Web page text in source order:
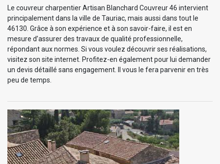
Le couvreur charpentier Artisan Blanchard Couvreur 46 intervient
principalement dans la ville de Tauriac, mais aussi dans tout le
46130. Grâce à son expérience et à son savoir-faire, il est en
mesure d’assurer des travaux de qualité professionnelle,
répondant aux normes. Si vous voulez découvrir ses réalisations,
visitez son site internet. Profitez-en également pour lui demander
un devis détaillé sans engagement. Il vous le fera parvenir en très
peu de temps.